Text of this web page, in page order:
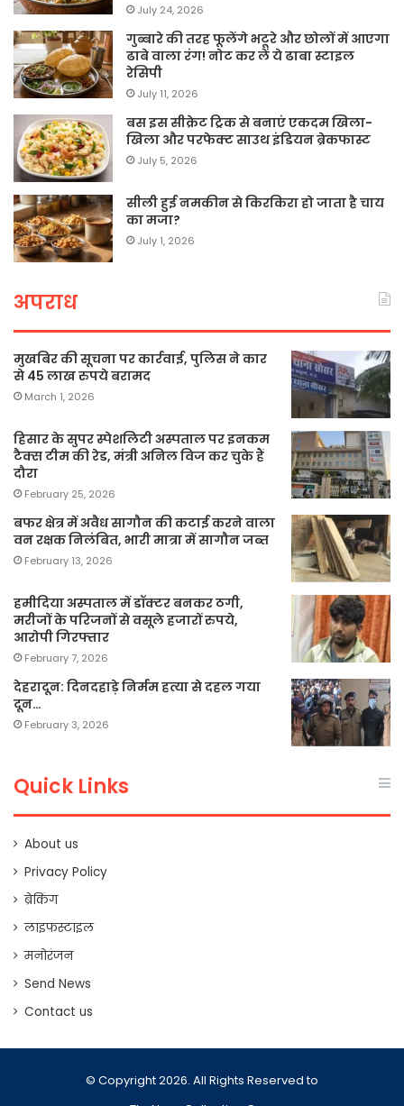
July 24, 2026
गुब्बारे की तरह फूलेंगे भटूरे और छोलों में आएगा
ढाबे वाला रंग! नोट कर लें ये ढाबा स्टाइल
रेसिपी
July 11, 2026
बस इस सीक्रेट ट्रिक से बनाएं एकदम खिला-
खिला और परफेक्ट साउथ इंडियन ब्रेकफास्ट
July 5, 2026
सीली हुई नमकीन से किरकिरा हो जाता है चाय
का मजा?
July 1, 2026
अपराध
मुखबिर की सूचना पर कार्रवाई, पुलिस ने कार
से 45 लाख रुपये बरामद
March 1, 2026
हिसार के सुपर स्पेशलिटी अस्पताल पर इनकम
टैक्स टीम की रेड, मंत्री अनिल विज कर चुके हैं
दौरा
February 25, 2026
बफर क्षेत्र में अवैध सागौन की कटाई करने वाला
वन रक्षक निलंबित, भारी मात्रा में सागौन जब्त
February 13, 2026
हमीदिया अस्पताल में डॉक्टर बनकर ठगी,
मरीजों के परिजनों से वसूले हजारों रुपये,
आरोपी गिरफ्तार
February 7, 2026
देहरादून: दिनदहाड़े निर्मम हत्या से दहल गया
दून…
February 3, 2026
Quick Links
About us
Privacy Policy
ब्रेकिंग
लाइफस्टाइल
मनोरंजन
Send News
Contact us
© Copyright 2026. All Rights Reserved to